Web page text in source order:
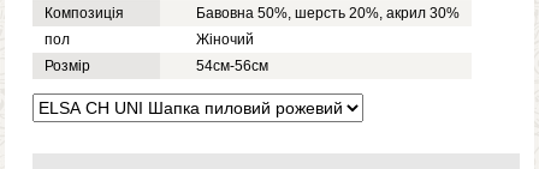
зможете зацікавити свого малюка і що допоможе вам
позбавити його нелюбові до в'язаних аксесуарів.
Дана шапка виготовлена з подвійного трикотажного
полотна, тому досить тепла і приємна в носінні. Ще
важливо, що вона гіпоалергенна і не шкутильгає, а
значить, прослужить не один сезон. Купити її та інші
Композиція
Бавовна 50%, шерсть 20%, акрил 30%
пол
Жіночий
Розмір
54см-56см